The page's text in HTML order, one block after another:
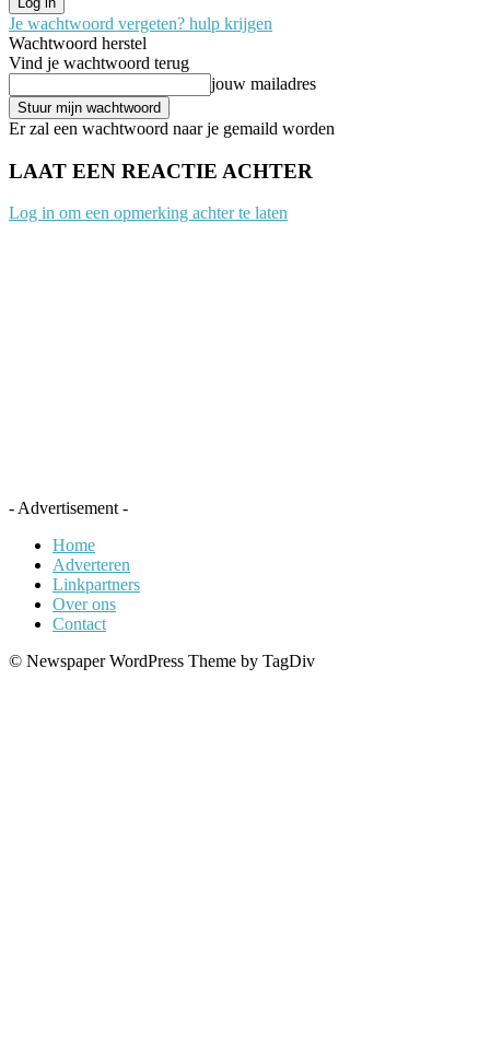
Je wachtwoord vergeten? hulp krijgen
Wachtwoord herstel
Vind je wachtwoord terug
jouw mailadres
Er zal een wachtwoord naar je gemaild worden
LAAT EEN REACTIE ACHTER
Log in om een opmerking achter te laten
- Advertisement -
Home
Adverteren
Linkpartners
Over ons
Contact
© Newspaper WordPress Theme by TagDiv